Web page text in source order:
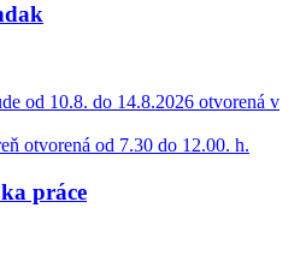
od 10.8. do 14.8.2026 otvorená v
otvorená od 7.30 do 12.00. h.
práce